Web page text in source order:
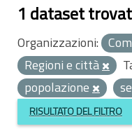
1 dataset
Organizzazioni:
Regioni e città
popolazione
RISULTATO DEL FILTRO